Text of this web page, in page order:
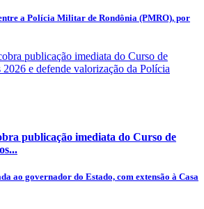
a Polícia Militar de Rondônia (PMRO), por
publicação imediata do Curso de
ao governador do Estado, com extensão à Casa